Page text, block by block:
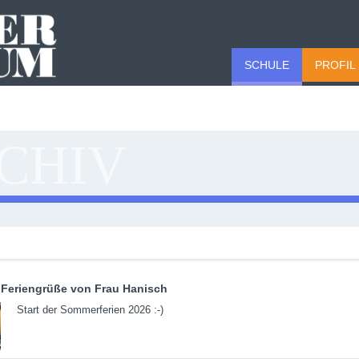
SCHULE PROFIL
Feriengrüße von Frau Hanisch
Start der Sommerferien 2026 :-)